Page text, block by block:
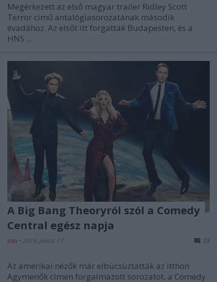
Megérkezett az első magyar trailer Ridley Scott
Terror című antalógiasorozatának második
évadához. Az elsőt itt forgatták Budapesten, és a
HNS ...
A Big Bang Theoryról szól a Comedy
Central egész napja
sixx • 2019. június 17. 33
Az amerikai nézők már elbúcsúztatták az itthon
Agymenők címen forgalmazott sorozatot, a Comedy